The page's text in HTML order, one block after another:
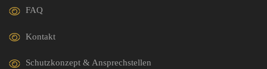
FAQ
Kontakt
Schutzkonzept & Ansprechstellen